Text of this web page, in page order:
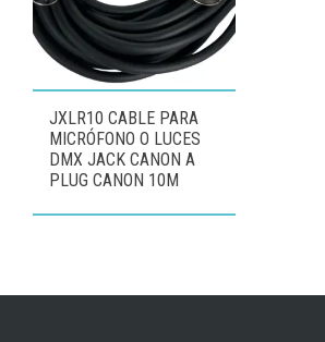
JXLR10 CABLE PARA
MICRÓFONO O LUCES
DMX JACK CANON A
PLUG CANON 10M